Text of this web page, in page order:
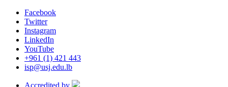
Facebook
Twitter
Instagram
LinkedIn
YouTube
+961 (1) 421 443
isp@usj.edu.lb
Accredited by